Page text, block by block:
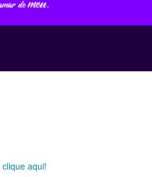
clique aqui!